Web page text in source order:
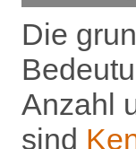
Die
Anzahl
sind